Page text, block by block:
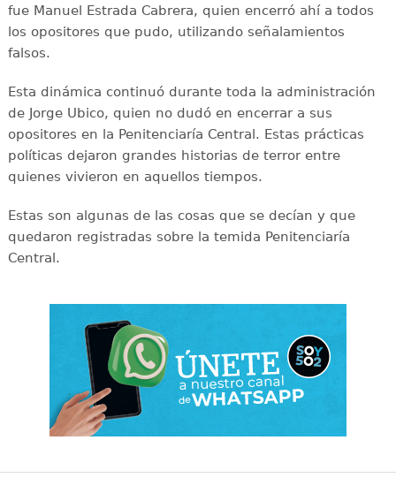
fue Manuel Estrada Cabrera, quien encerró ahí a todos
los opositores que pudo, utilizando señalamientos
falsos.
Esta dinámica continuó durante toda la administración
de Jorge Ubico, quien no dudó en encerrar a sus
opositores en la Penitenciaría Central. Estas prácticas
políticas dejaron grandes historias de terror entre
quienes vivieron en aquellos tiempos.
Estas son algunas de las cosas que se decían y que
quedaron registradas sobre la temida Penitenciaría
Central.